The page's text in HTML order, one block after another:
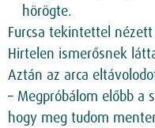
hörögte.
Furcsa tekintettel
Hirtelen ismerősnek
Aztán az arca
– Megpróbálom előbb a
hogy meg tudom